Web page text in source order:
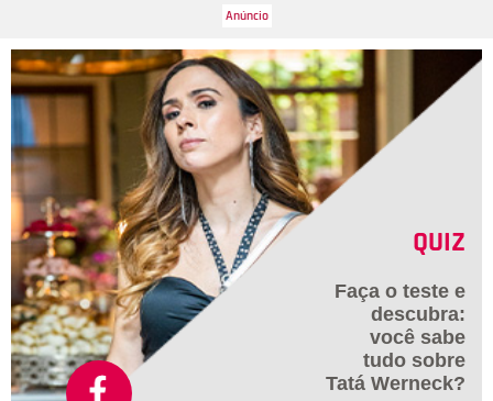
QUIZ
Faça o teste e
descubra:
você sabe
tudo sobre
Tatá Werneck?